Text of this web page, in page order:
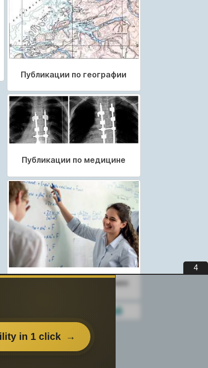
Публикации по географии
Публикации по медицине
Публикации по педагогике
Разделы публикаций
3